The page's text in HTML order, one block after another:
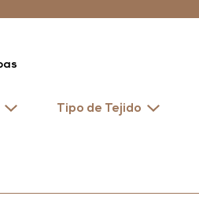
Tipo de Tejido